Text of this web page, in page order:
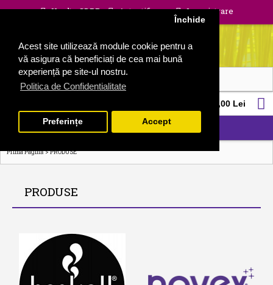
Acest site utilizează module cookie pentru a
vă asigura că beneficiați de cea mai bună
experiență pe site-ul nostru.
Politica de Confidentialitate
Închide
Preferințe Accept
Unelte GDPR Autentificare Inregistrare
0 produs(e) - 0,00 Lei
CATEGORII
Prima Pagină>PRODUSE
PRODUSE